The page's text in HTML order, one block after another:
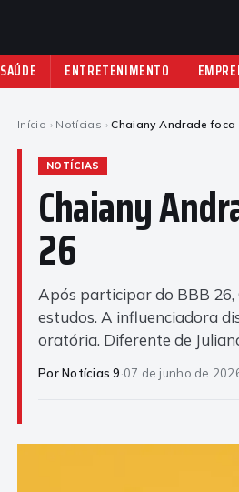
SAÚDE ENTRETENIMENTO
Início › Notícias › Chaiany Andrade
NOTÍCIAS
Chaiany
26
Após participar do BBB
estudos. A influenciadora
oratória. Diferente de
Por Notícias 9·07 de junho de